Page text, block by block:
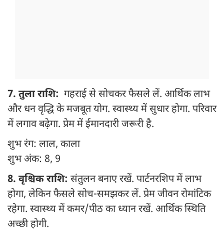
7. तुला राशि: गहराई से सोचकर फैसले लें. आर्थिक लाभ
और धन वृद्धि के मजबूत योग. स्वास्थ्य में सुधार होगा. परिवार
में लगाव बढ़ेगा. प्रेम में ईमानदारी जरूरी है.
शुभ रंग: लाल, काला
शुभ अंक: 8, 9
8. वृश्चिक राशि: संतुलन बनाए रखें. पार्टनरशिप में लाभ
होगा, लेकिन फैसले सोच-समझकर लें. प्रेम जीवन रोमांटिक
रहेगा. स्वास्थ्य में कमर/पीठ का ध्यान रखें. आर्थिक स्थिति
अच्छी होगी.